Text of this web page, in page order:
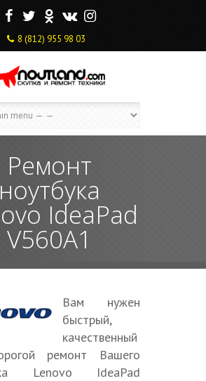
F T O V I
8 (812) 955 98 03
Ремонт
ноутбука
IdeaPad
V560A1
Вам нужен
быстрый,
качественный
ремонт Вашего
Lenovo IdeaPad